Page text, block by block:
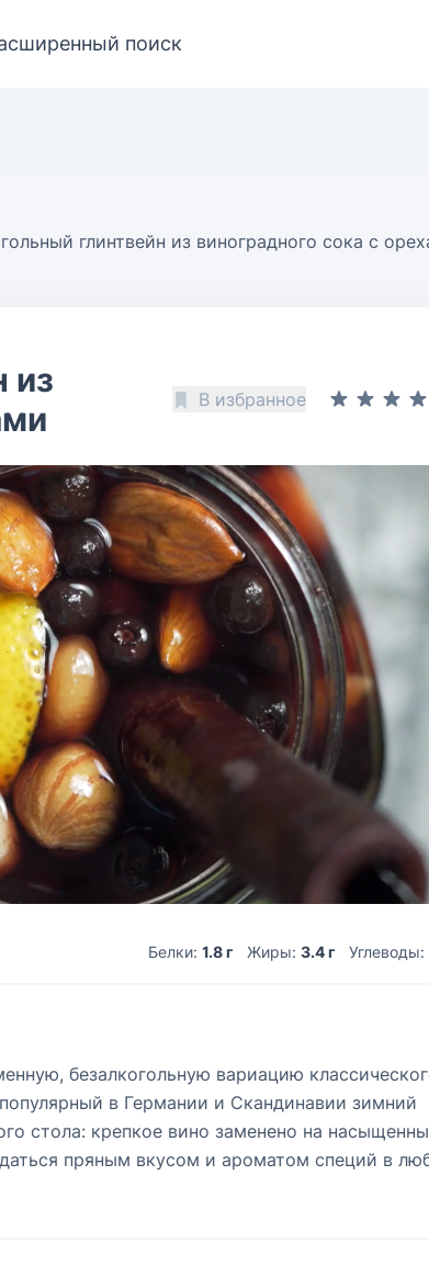
поиск
глинтвейн из виноградного сока с
из
В избранное
Белки: 1.8 г Жиры: 3.4 г Углеводы:
безалкогольную вариацию
в Германии и Скандинавии зимний
стола: крепкое вино заменено на
пряным вкусом и ароматом специй в